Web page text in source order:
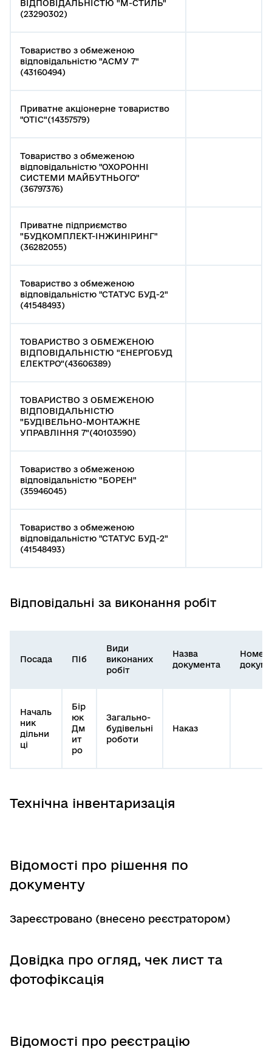
ВІДПОВІДАЛЬНІСТЮ "М-СТИЛЬ"
(23290302)
Товариство з обмеженою
відповідальністю "АСМУ 7"
(43160494)
Приватне акціонерне товариство
"ОТІС"(14357579)
Товариство з обмеженою
відповідальністю "ОХОРОННІ
СИСТЕМИ МАЙБУТНЬОГО"
(36797376)
Приватне підприємство
"БУДКОМПЛЕКТ-ІНЖИНІРИНГ"
(36282055)
Товариство з обмеженою
відповідальністю "СТАТУС БУД-2"
(41548493)
ТОВАРИСТВО З ОБМЕЖЕНОЮ
ВІДПОВІДАЛЬНІСТЮ "ЕНЕРГОБУД
ЕЛЕКТРО"(43606389)
ТОВАРИСТВО З ОБМЕЖЕНОЮ
ВІДПОВІДАЛЬНІСТЮ
"БУДІВЕЛЬНО-МОНТАЖНЕ
УПРАВЛІННЯ 7"(40103590)
Товариство з обмеженою
відповідальністю "БОРЕН"
(35946045)
Товариство з обмеженою
відповідальністю "СТАТУС БУД-2"
(41548493)
Відповідальні за виконання робіт
Посада ПІб
Види
виконаних
робіт
Назва
документа
Номер
Началь
ник
дільни
ці
Бір
юк
Дм
ит
ро
Загально-
будівельні
роботи
Наказ
Технічна інвентаризація
Відомості про рішення по
документу
Зареєстровано (внесено реєстратором)
Довідка про огляд, чек лист та
фотофіксація
Відомості про реєстрацію